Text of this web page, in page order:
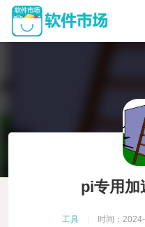
pi专用加
工具 时间：